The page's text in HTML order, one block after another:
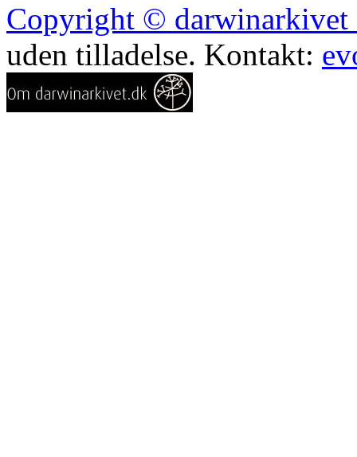
Copyright © darwinarkivet
uden tilladelse. Kontakt: